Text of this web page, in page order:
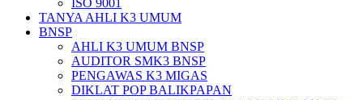
ISO 9001
TANYA AHLI K3 UMUM
BNSP
AHLI K3 UMUM BNSP
AUDITOR SMK3 BNSP
PENGAWAS K3 MIGAS
DIKLAT POP BALIKPAPAN